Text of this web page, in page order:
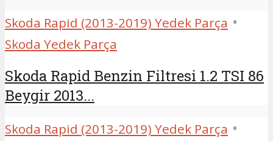
Skoda Rapid (2013-2019) Yedek Parça •
Skoda Yedek Parça
Skoda Rapid Benzin Filtresi 1.2 TSI 86
Beygir 2013...
Skoda Rapid (2013-2019) Yedek Parça •